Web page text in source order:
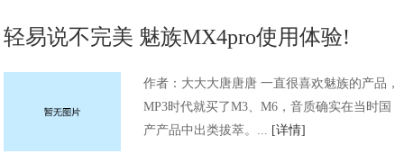
轻易说不完美 魅族MX4pro使用体验!
作者：大大大唐唐唐 一直很喜欢魅族的产品，
MP3时代就买了M3、M6，音质确实在当时国
产产品中出类拔萃。... [详情]